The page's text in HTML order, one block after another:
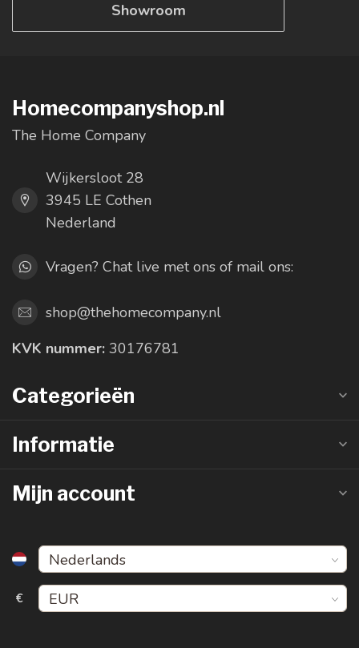
Showroom
Homecompanyshop.nl
The Home Company
Wijkersloot 28
3945 LE Cothen
Nederland
Vragen? Chat live met ons of mail ons:
shop@thehomecompany.nl
KVK nummer: 30176781
Categorieën
Informatie
Mijn account
€